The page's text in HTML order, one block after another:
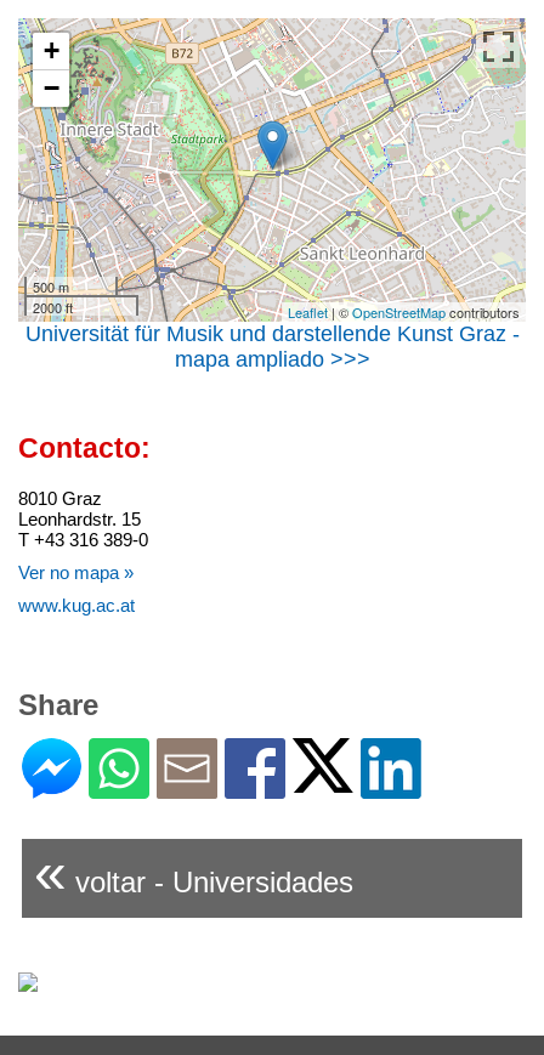
+
−
500 m
2000 ft
Leaflet| ©OpenStreetMapcontributors
Universität für Musik und darstellende Kunst Graz -
mapa ampliado >>>
Contacto:
8010 Graz
Leonhardstr. 15
T +43 316 389-0
Ver no mapa »
www.kug.ac.at
Share
« voltar - Universidades